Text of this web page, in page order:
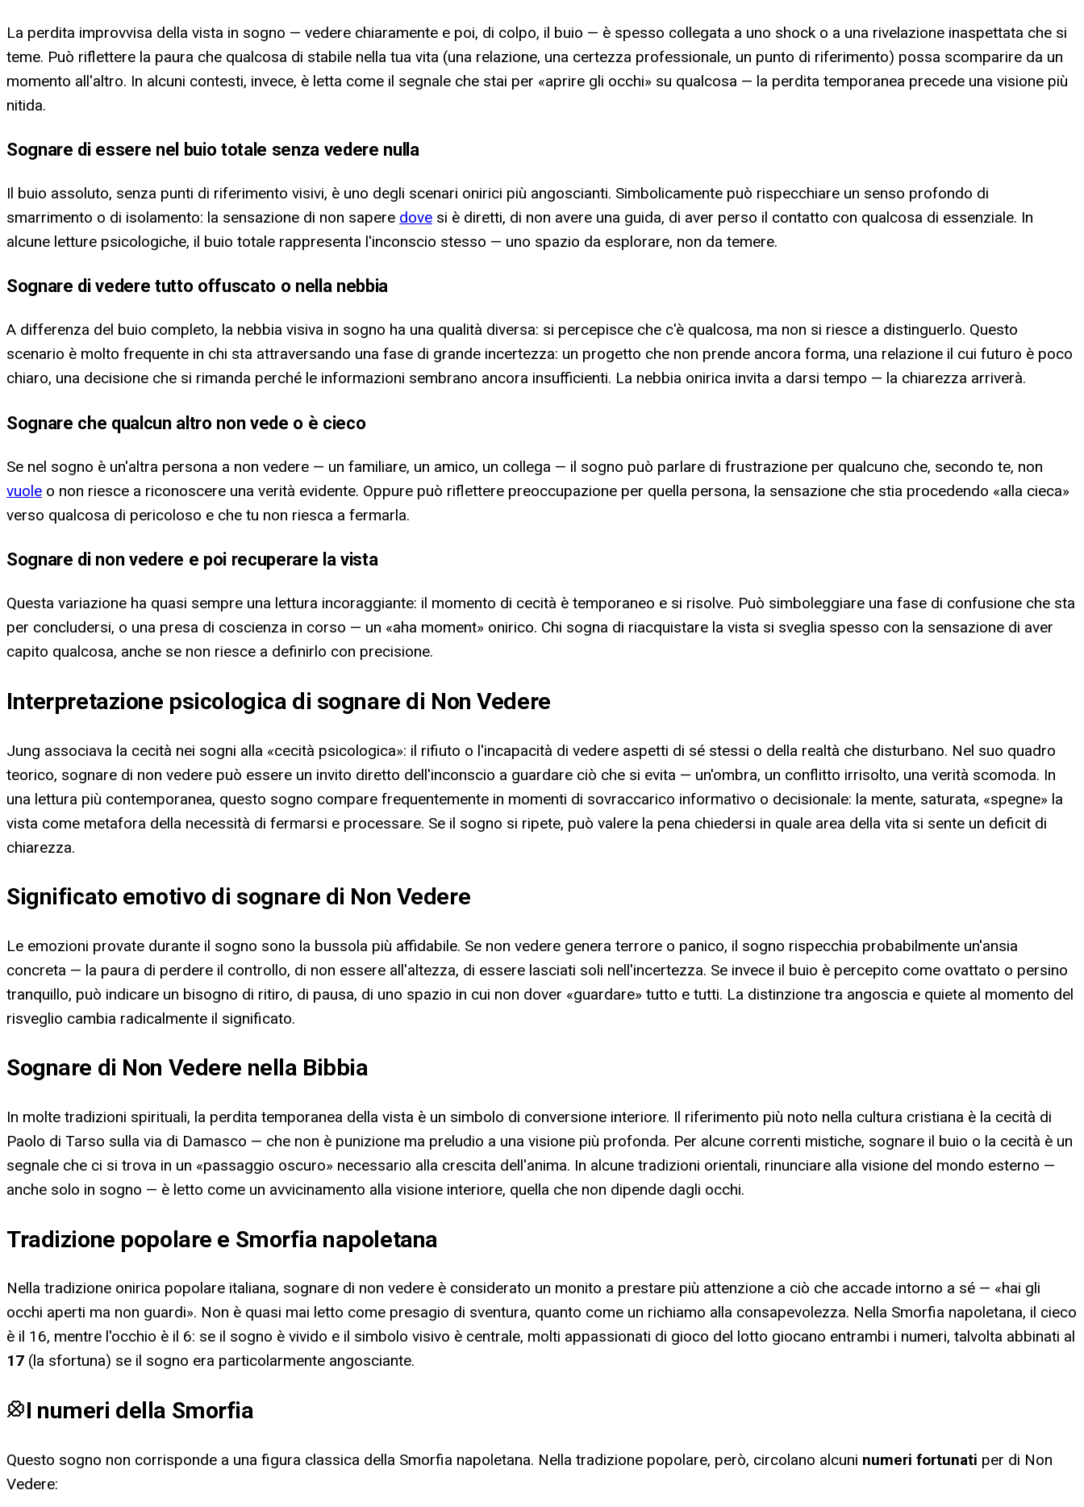
La perdita improvvisa della vista in sogno — vedere chiaramente e poi, di colpo, il buio — è spesso collegata a uno shock o a una rivelazione inaspettata che si
teme. Può riflettere la paura che qualcosa di stabile nella tua vita (una relazione, una certezza professionale, un punto di riferimento) possa scomparire da un
momento all'altro. In alcuni contesti, invece, è letta come il segnale che stai per «aprire gli occhi» su qualcosa — la perdita temporanea precede una visione più
nitida.
Sognare di essere nel buio totale senza vedere nulla
Il buio assoluto, senza punti di riferimento visivi, è uno degli scenari onirici più angoscianti. Simbolicamente può rispecchiare un senso profondo di
smarrimento o di isolamento: la sensazione di non sapere dove si è diretti, di non avere una guida, di aver perso il contatto con qualcosa di essenziale. In
alcune letture psicologiche, il buio totale rappresenta l'inconscio stesso — uno spazio da esplorare, non da temere.
Sognare di vedere tutto offuscato o nella nebbia
A differenza del buio completo, la nebbia visiva in sogno ha una qualità diversa: si percepisce che c'è qualcosa, ma non si riesce a distinguerlo. Questo
scenario è molto frequente in chi sta attraversando una fase di grande incertezza: un progetto che non prende ancora forma, una relazione il cui futuro è poco
chiaro, una decisione che si rimanda perché le informazioni sembrano ancora insufficienti. La nebbia onirica invita a darsi tempo — la chiarezza arriverà.
Sognare che qualcun altro non vede o è cieco
Se nel sogno è un'altra persona a non vedere — un familiare, un amico, un collega — il sogno può parlare di frustrazione per qualcuno che, secondo te, non
vuole o non riesce a riconoscere una verità evidente. Oppure può riflettere preoccupazione per quella persona, la sensazione che stia procedendo «alla cieca»
verso qualcosa di pericoloso e che tu non riesca a fermarla.
Sognare di non vedere e poi recuperare la vista
Questa variazione ha quasi sempre una lettura incoraggiante: il momento di cecità è temporaneo e si risolve. Può simboleggiare una fase di confusione che sta
per concludersi, o una presa di coscienza in corso — un «aha moment» onirico. Chi sogna di riacquistare la vista si sveglia spesso con la sensazione di aver
capito qualcosa, anche se non riesce a definirlo con precisione.
Interpretazione psicologica di sognare di Non Vedere
Jung associava la cecità nei sogni alla «cecità psicologica»: il rifiuto o l'incapacità di vedere aspetti di sé stessi o della realtà che disturbano. Nel suo quadro
teorico, sognare di non vedere può essere un invito diretto dell'inconscio a guardare ciò che si evita — un'ombra, un conflitto irrisolto, una verità scomoda. In
una lettura più contemporanea, questo sogno compare frequentemente in momenti di sovraccarico informativo o decisionale: la mente, saturata, «spegne» la
vista come metafora della necessità di fermarsi e processare. Se il sogno si ripete, può valere la pena chiedersi in quale area della vita si sente un deficit di
chiarezza.
Significato emotivo di sognare di Non Vedere
Le emozioni provate durante il sogno sono la bussola più affidabile. Se non vedere genera terrore o panico, il sogno rispecchia probabilmente un'ansia
concreta — la paura di perdere il controllo, di non essere all'altezza, di essere lasciati soli nell'incertezza. Se invece il buio è percepito come ovattato o persino
tranquillo, può indicare un bisogno di ritiro, di pausa, di uno spazio in cui non dover «guardare» tutto e tutti. La distinzione tra angoscia e quiete al momento del
risveglio cambia radicalmente il significato.
Sognare di Non Vedere nella Bibbia
In molte tradizioni spirituali, la perdita temporanea della vista è un simbolo di conversione interiore. Il riferimento più noto nella cultura cristiana è la cecità di
Paolo di Tarso sulla via di Damasco — che non è punizione ma preludio a una visione più profonda. Per alcune correnti mistiche, sognare il buio o la cecità è un
segnale che ci si trova in un «passaggio oscuro» necessario alla crescita dell'anima. In alcune tradizioni orientali, rinunciare alla visione del mondo esterno —
anche solo in sogno — è letto come un avvicinamento alla visione interiore, quella che non dipende dagli occhi.
Tradizione popolare e Smorfia napoletana
Nella tradizione onirica popolare italiana, sognare di non vedere è considerato un monito a prestare più attenzione a ciò che accade intorno a sé — «hai gli
occhi aperti ma non guardi». Non è quasi mai letto come presagio di sventura, quanto come un richiamo alla consapevolezza. Nella Smorfia napoletana, il cieco
è il 16, mentre l'occhio è il 6: se il sogno è vivido e il simbolo visivo è centrale, molti appassionati di gioco del lotto giocano entrambi i numeri, talvolta abbinati al
17 (la sfortuna) se il sogno era particolarmente angosciante.
I numeri della Smorfia
Questo sogno non corrisponde a una figura classica della Smorfia napoletana. Nella tradizione popolare, però, circolano alcuni numeri fortunati per di Non
Vedere: